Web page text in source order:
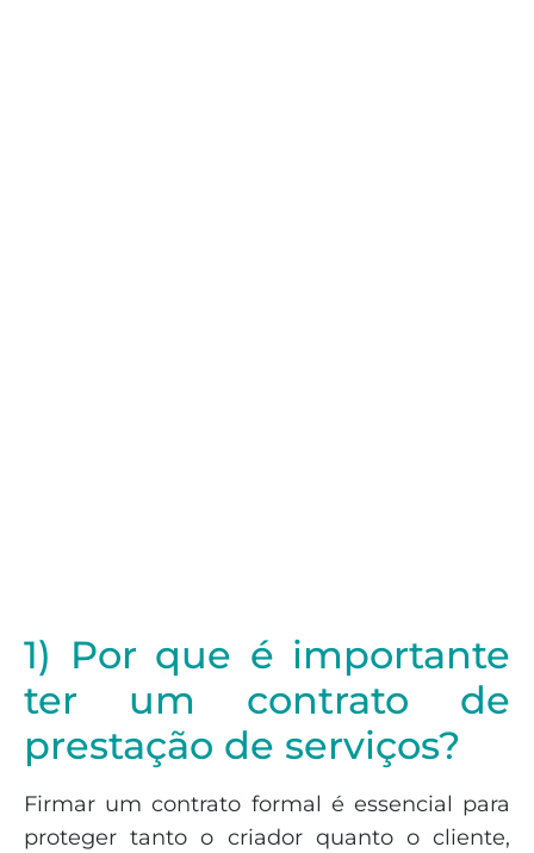
1) Por que é importante
ter um contrato de
prestação de serviços?
Firmar um contrato formal é essencial para
proteger tanto o criador quanto o cliente,